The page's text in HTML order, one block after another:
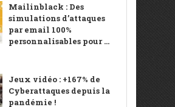
Mailinblack : Des
simulations d’attaques
par email 100%
personnalisables pour ...
Jeux vidéo : +167% de
Cyberattaques depuis la
pandémie !